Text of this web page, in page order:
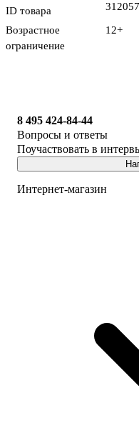
ID товара
Возрастное
ограничение
12+
8 495 424-84-44
Вопросы и ответы
Поучаствовать в
Интернет-магазин